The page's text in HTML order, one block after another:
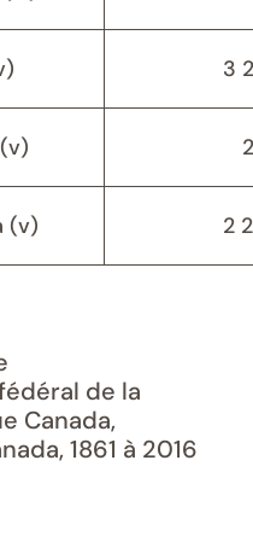
3
(v) 2
de la
Canada,
1861 à 2016